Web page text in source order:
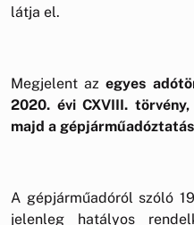
látja el.
Megjelent azegyes
2020. évi CXVIII. törvény,
majd a
A gépjárműadóról szóló
jelenleg hatályos